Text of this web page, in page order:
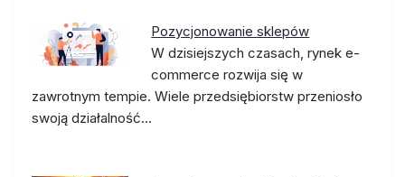
Pozycjonowanie sklepów
W dzisiejszych czasach, rynek e-
commerce rozwija się w
zawrotnym tempie. Wiele przedsiębiorstw przeniosło
swoją działalność…